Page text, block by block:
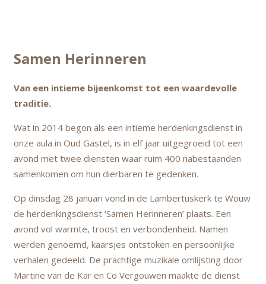
Samen Herinneren
Van een intieme bijeenkomst tot een waardevolle
traditie.
Wat in 2014 begon als een intieme herdenkingsdienst in
onze aula in Oud Gastel, is in elf jaar uitgegroeid tot een
avond met twee diensten waar ruim 400 nabestaanden
samenkomen om hun dierbaren te gedenken.
Op dinsdag 28 januari vond in de Lambertuskerk te Wouw
de herdenkingsdienst ‘Samen Herinneren’ plaats. Een
avond vol warmte, troost en verbondenheid. Namen
werden genoemd, kaarsjes ontstoken en persoonlijke
verhalen gedeeld. De prachtige muzikale omlijsting door
Martine van de Kar en Co Vergouwen maakte de dienst